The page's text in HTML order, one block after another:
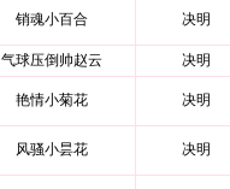
销魂小百合 决明
气球压倒帅赵云 决明
艳情小菊花 决明
风骚小昙花 决明